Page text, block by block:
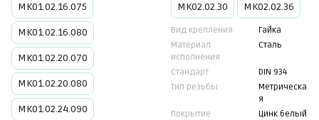
МК01.02.16.075
МК01.02.16.080
МК01.02.20.070
МК01.02.20.080
МК01.02.24.090
МК02.02.30 МК02.02.36
Вид крепления
Гайка
Материал
исполнения
Сталь
Стандарт
DIN 934
Тип резьбы
Метрическа
я
Покрытие
Цинк белый